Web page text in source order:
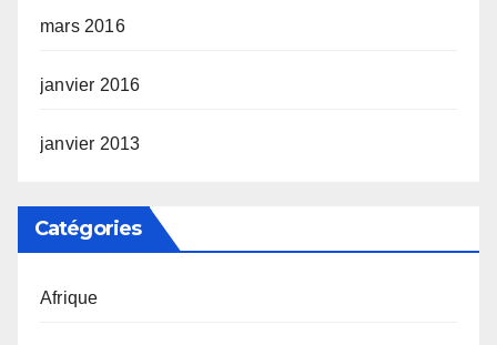
mars 2016
janvier 2016
janvier 2013
Catégories
Afrique